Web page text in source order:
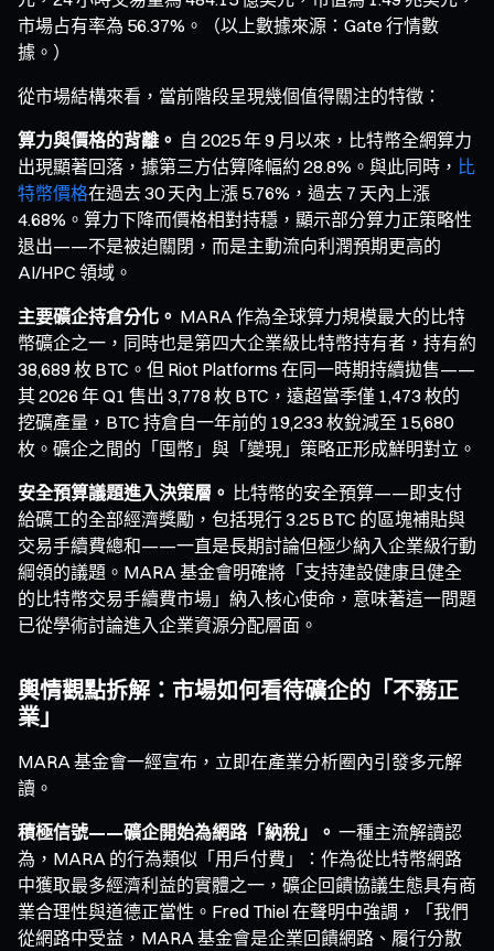
市場占有率為 56.37%。（以上數據來源：Gate 行情數
據。）
從市場結構來看，當前階段呈現幾個值得關注的特徵：
算力與價格的背離。 自 2025 年 9 月以來，比特幣全網算力
出現顯著回落，據第三方估算降幅約 28.8%。與此同時， 比
特幣價格在過去 30 天內上漲 5.76%，過去 7 天內上漲
4.68%。算力下降而價格相對持穩，顯示部分算力正策略性
退出——不是被迫關閉，而是主動流向利潤預期更高的
AI/HPC 領域。
主要礦企持倉分化。 MARA 作為全球算力規模最大的比特
幣礦企之一，同時也是第四大企業級比特幣持有者，持有約
38,689 枚 BTC。但 Riot Platforms 在同一時期持續拋售——
其 2026 年 Q1 售出 3,778 枚 BTC，遠超當季僅 1,473 枚的
挖礦產量，BTC 持倉自一年前的 19,233 枚銳減至 15,680
枚。礦企之間的「囤幣」與「變現」策略正形成鮮明對立。
安全預算議題進入決策層。 比特幣的安全預算——即支付
給礦工的全部經濟獎勵，包括現行 3.25 BTC 的區塊補貼與
交易手續費總和——一直是長期討論但極少納入企業級行動
綱領的議題。MARA 基金會明確將「支持建設健康且健全
的比特幣交易手續費市場」納入核心使命，意味著這一問題
已從學術討論進入企業資源分配層面。
輿情觀點拆解：市場如何看待礦企的「不務正
業」
MARA 基金會一經宣布，立即在產業分析圈內引發多元解
讀。
積極信號——礦企開始為網路「納稅」。 一種主流解讀認
為，MARA 的行為類似「用戶付費」：作為從比特幣網路
中獲取最多經濟利益的實體之一，礦企回饋協議生態具有商
業合理性與道德正當性。Fred Thiel 在聲明中強調，「我們
從網路中受益，MARA 基金會是企業回饋網路、履行分散